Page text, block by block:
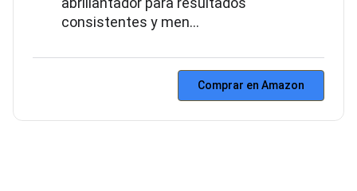
consistentes y men…
Comprar en Amazon